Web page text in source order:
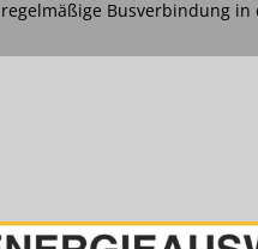
regelmäßige Busverbindung